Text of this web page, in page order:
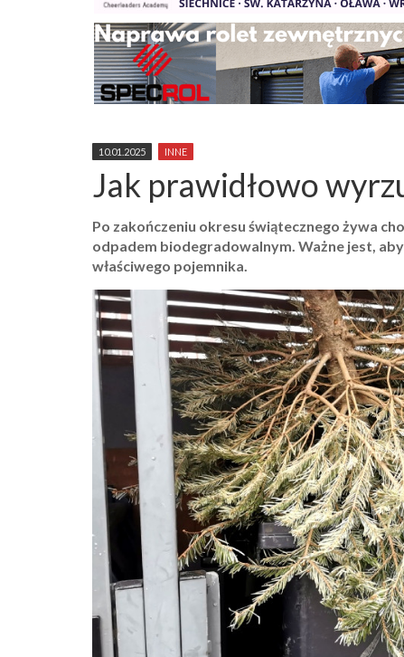
10.01.2025 INNE
Jak prawidłowo
Po zakończeniu okresu świątecznego żywa
odpadem biodegradowalnym. Ważne jest,
właściwego pojemnika.